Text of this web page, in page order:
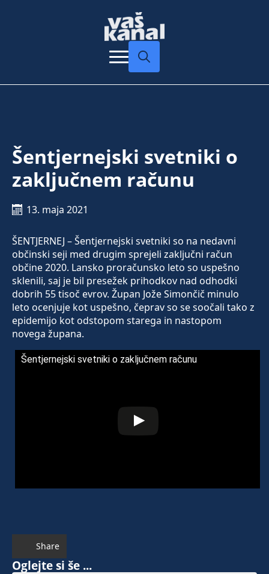
Šentjernejski svetniki o
zaključnem računu
13. maja 2021
ŠENTJERNEJ – Šentjernejski svetniki so na nedavni
občinski seji med drugim sprejeli zaključni račun
občine 2020. Lansko proračunsko leto so uspešno
sklenili, saj je bil presežek prihodkov nad odhodki
dobrih 55 tisoč evrov. Župan Jože Simončič minulo
leto ocenjuje kot uspešno, čeprav so se soočali tako z
epidemijo kot odstopom starega in nastopom
novega župana.
Šentjernejski svetniki o zaključnem računu
Share
Oglejte si še ...